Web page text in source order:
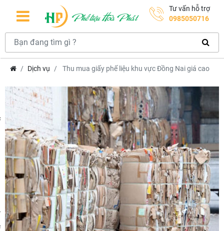
Tư vấn hỗ trợ
0985050716
Dịch vụ Thu mua giấy phế liệu khu vực Đồng Nai giá cao